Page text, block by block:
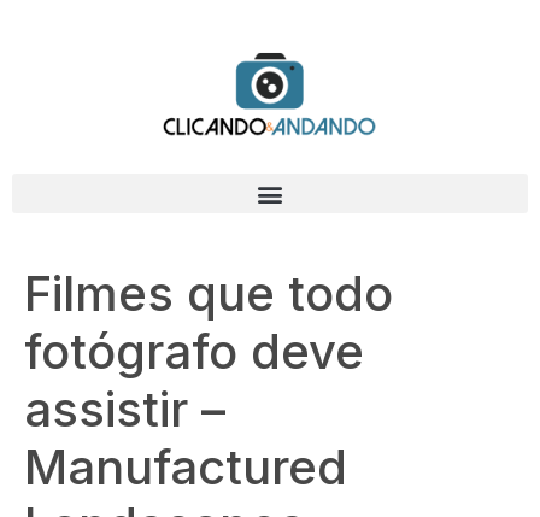
Filmes que todo
fotógrafo deve
assistir –
Manufactured